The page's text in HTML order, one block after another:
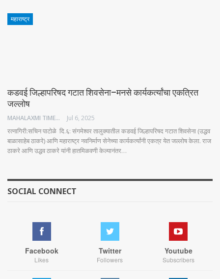
महाराष्ट्र
कडवई जिल्हापरिषद गटात शिवसेना–मनसे कार्यकर्त्यांचा एकत्रित
जल्लोष
MAHALAXMI TIMES Jul 6, 2025
रत्नागिरी:सचिन पाटोळे दि.६: संगमेश्वर तालुक्यातील कडवई जिल्हापरिषद गटात शिवसेना (उद्धव
बाळासाहेब ठाकरे) आणि महाराष्ट्र नवनिर्माण सेनेच्या कार्यकर्त्यांनी एकत्र येत जल्लोष केला. राज
ठाकरे आणि उद्धव ठाकरे यांनी हातमिळवणी केल्यानंतर…
SOCIAL CONNECT
Facebook
Likes
Twitter
Followers
Youtube
Subscribers